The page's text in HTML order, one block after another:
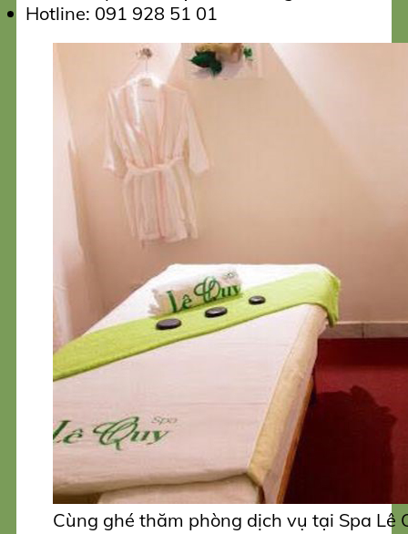
Hotline: 091 928 51 01
Cùng ghé thăm phòng dịch vụ tại Spa Lê